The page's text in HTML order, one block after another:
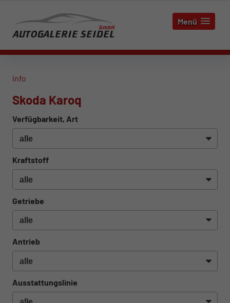
Menü
info
Skoda Karoq
Verfügbarkeit, Art
Kraftstoff
Getriebe
Antrieb
Ausstattungslinie